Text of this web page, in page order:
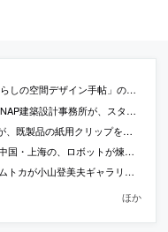
著者、森清敏と川村奈津子／MDSがスタッフを急募中
設計事務所が、スタッフを募集中
合部に転用して設計した「GOOD DESIGN 2016 会場構成」
むことによって完成したファサードを持つギャラリーの写真
手掛けている六本木のアート施設「complex665」の写真など
ほか